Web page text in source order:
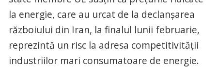
la energie, care au urcat de la declanşarea
războiului din Iran, la finalul lunii februarie,
reprezintă un risc la adresa competitivităţii
industriilor mari consumatoare de energie.